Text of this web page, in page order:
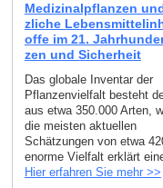
Medizinalpflanzen
zliche
offe im 21.
zen und Sicherheit
Das globale Inventar der
Pflanzenvielfalt besteht
aus etwa 350.000 Arten,
die meisten aktuellen
Schätzungen von etwa
enorme Vielfalt erklärt
Hier erfahren Sie mehr >>